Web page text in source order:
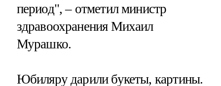
период", – отметил министр
здравоохранения Михаил
Мурашко.
Юбиляру дарили букеты, картины.